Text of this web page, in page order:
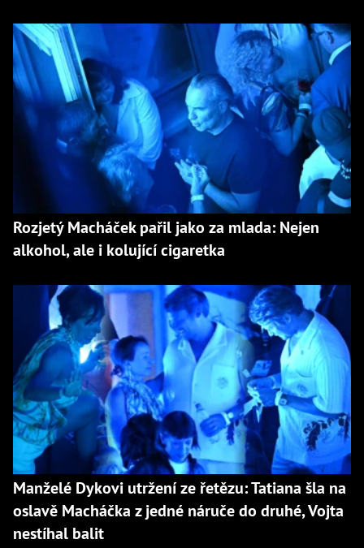
Rozjetý Macháček pařil jako za mlada: Nejen
alkohol, ale i kolující cigaretka
Manželé Dykovi utržení ze řetězu: Tatiana šla na
oslavě Macháčka z jedné náruče do druhé, Vojta
nestíhal balit